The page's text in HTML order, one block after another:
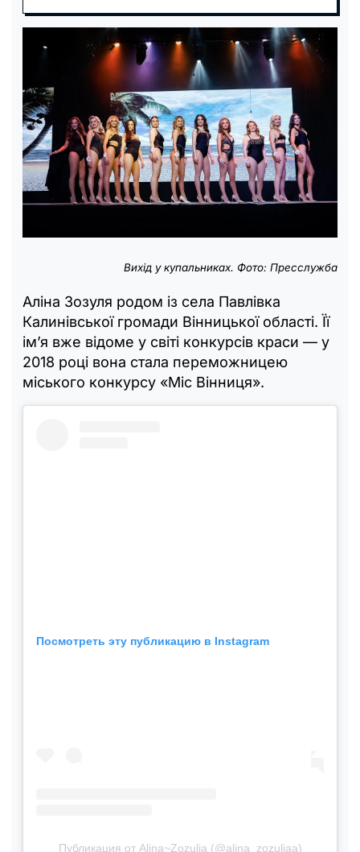
Вихід у купальниках. Фото: Пресслужба
Аліна Зозуля родом із села Павлівка
Калинівської громади Вінницької області. Її
ім’я вже відоме у світі конкурсів краси — у
2018 році вона стала переможницею
міського конкурсу «Міс Вінниця».
Посмотреть эту публикацию в Instagram
Публикация от Alina~Zozulia (@alina_zozuliaa)